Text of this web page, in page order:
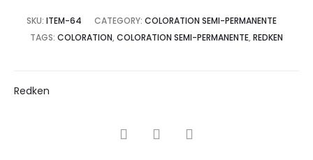
SKU: ITEM-64 CATEGORY: COLORATION SEMI-PERMANENTE
TAGS: COLORATION, COLORATION SEMI-PERMANENTE, REDKEN
Redken
SHARE